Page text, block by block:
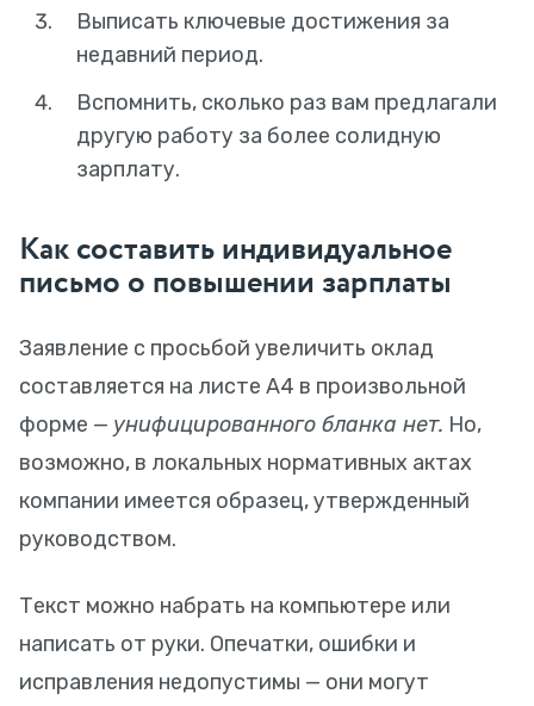
Выписать ключевые достижения за
недавний период.
Вспомнить, сколько раз вам предлагали
другую работу за более солидную
зарплату.
Как составить индивидуальное
письмо о повышении зарплаты
Заявление с просьбой увеличить оклад
составляется на листе А4 в произвольной
форме — унифицированного бланка нет. Но,
возможно, в локальных нормативных актах
компании имеется образец, утвержденный
руководством.
Текст можно набрать на компьютере или
написать от руки. Опечатки, ошибки и
исправления недопустимы — они могут